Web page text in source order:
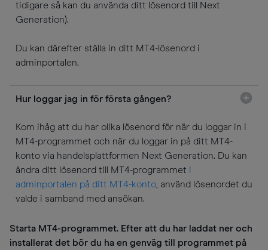
tidigare så kan du använda ditt lösenord till Next
Generation).
Du kan därefter ställa in ditt MT4-lösenord i
adminportalen.
Hur loggar jag in för första gången?
Kom ihåg att du har olika lösenord för när du loggar in i
MT4-programmet och när du loggar in på ditt MT4-
konto via handelsplattformen Next Generation. Du kan
ändra ditt lösenord till MT4-programmet i
adminportalen på ditt MT4-konto, använd lösenordet du
valde i samband med ansökan.
Starta MT4-programmet. Efter att du har laddat ner och
installerat det bör du ha en genväg till programmet på